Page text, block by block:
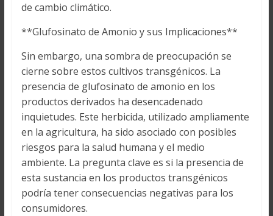
de cambio climático.
**Glufosinato de Amonio y sus Implicaciones**
Sin embargo, una sombra de preocupación se
cierne sobre estos cultivos transgénicos. La
presencia de glufosinato de amonio en los
productos derivados ha desencadenado
inquietudes. Este herbicida, utilizado ampliamente
en la agricultura, ha sido asociado con posibles
riesgos para la salud humana y el medio
ambiente. La pregunta clave es si la presencia de
esta sustancia en los productos transgénicos
podría tener consecuencias negativas para los
consumidores.